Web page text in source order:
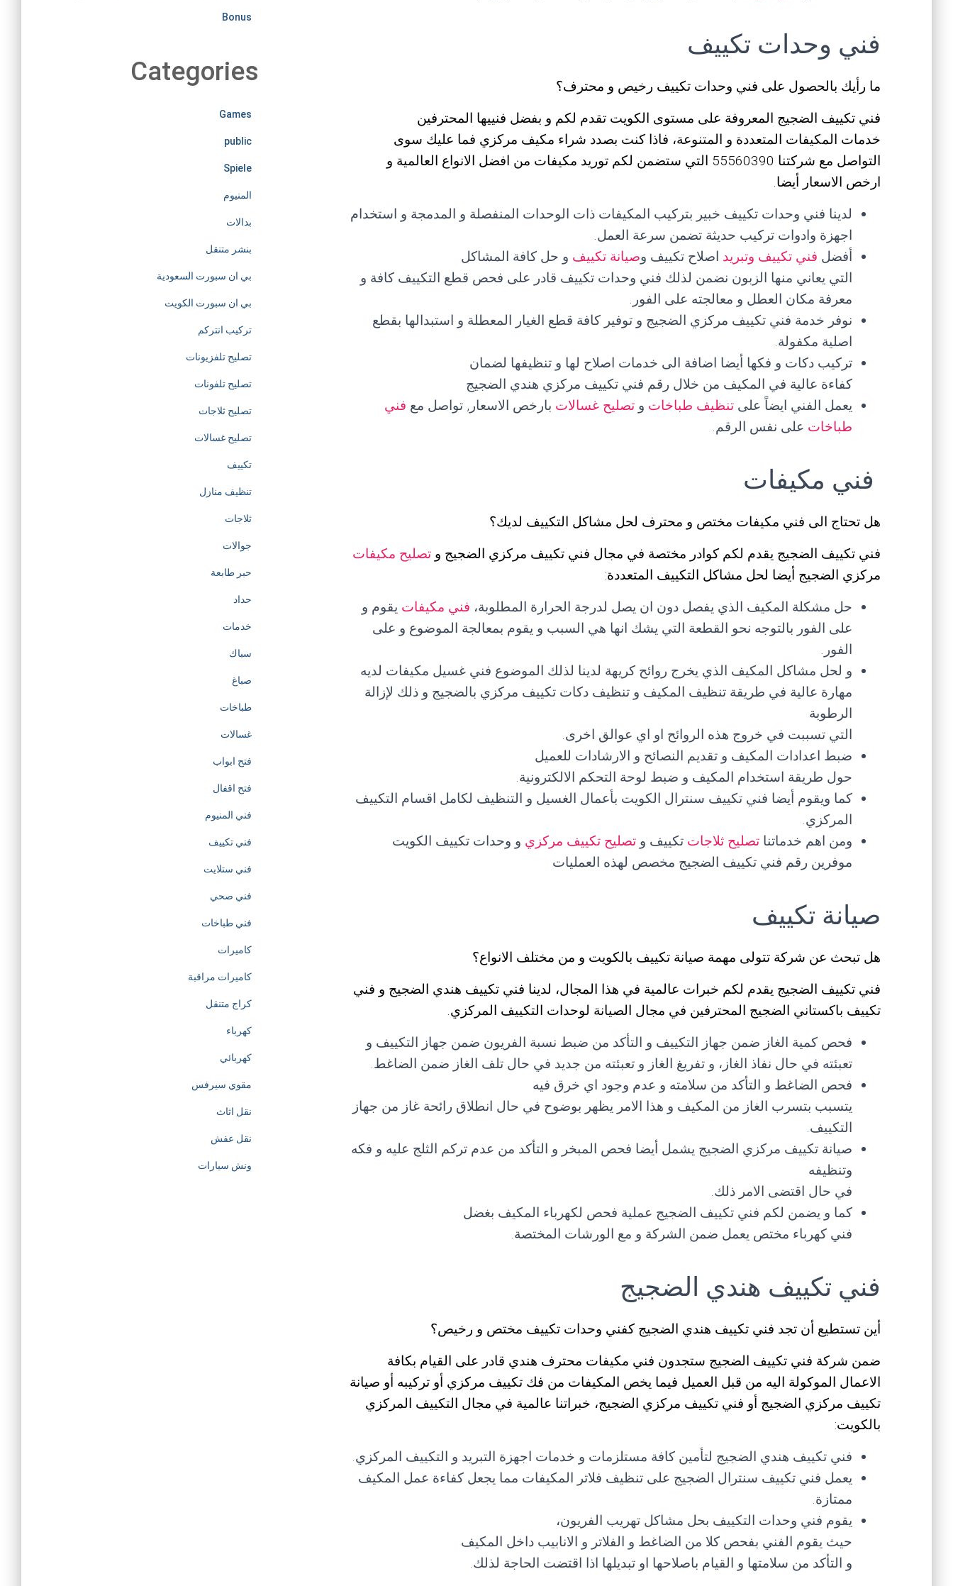
فني وحدات تكييف
ما رأيك بالحصول على فني وحدات تكييف رخيص و محترف؟
فني تكييف الضجيج المعروفة على مستوى الكويت تقدم لكم و بفضل فنييها المحترفين
خدمات المكيفات المتعددة و المتنوعة، فاذا كنت بصدد شراء مكيف مركزي فما عليك سوى
التواصل مع شركتنا 55560390 التي ستضمن لكم توريد مكيفات من افضل الانواع العالمية و
ارخص الاسعار أيضا.
لدينا فني وحدات تكييف خبير بتركيب المكيفات ذات الوحدات المنفصلة و المدمجة و استخدام
اجهزة وادوات تركيب حديثة تضمن سرعة العمل.
أفضل فني تكييف وتبريد اصلاح تكييف وصيانة تكييف و حل كافة المشاكل
التي يعاني منها الزبون نضمن لذلك فني وحدات تكييف قادر على فحص قطع التكييف كافة و
معرفة مكان العطل و معالجته على الفور.
نوفر خدمة فني تكييف مركزي الضجيج و توفير كافة قطع الغيار المعطلة و استبدالها بقطع
اصلية مكفولة.
تركيب دكات و فكها أيضا اضافة الى خدمات اصلاح لها و تنظيفها لضمان
كفاءة عالية في المكيف من خلال رقم فني تكييف مركزي هندي الضجيج
يعمل الفني ايضاً على تنظيف طباخات و تصليح غسالات بارخص الاسعار, تواصل مع فني
طباخات على نفس الرقم.
فني مكيفات
هل تحتاج الى فني مكيفات مختص و محترف لحل مشاكل التكييف لديك؟
فني تكييف الضجيج يقدم لكم كوادر مختصة في مجال فني تكييف مركزي الضجيج و تصليح مكيفات
مركزي الضجيج أيضا لحل مشاكل التكييف المتعددة:
حل مشكلة المكيف الذي يفصل دون ان يصل لدرجة الحرارة المطلوبة، فني مكيفات يقوم و
على الفور بالتوجه نحو القطعة التي يشك انها هي السبب و يقوم بمعالجة الموضوع و على
الفور.
و لحل مشاكل المكيف الذي يخرج روائح كريهة لدينا لذلك الموضوع فني غسيل مكيفات لديه
مهارة عالية في طريقة تنظيف المكيف و تنظيف دكات تكييف مركزي بالضجيج و ذلك لإزالة
الرطوبة
التي تسببت في خروج هذه الروائح او اي عوالق اخرى.
ضبط اعدادات المكيف و تقديم النصائح و الارشادات للعميل
حول طريقة استخدام المكيف و ضبط لوحة التحكم الالكترونية.
كما ويقوم أيضا فني تكييف سنترال الكويت بأعمال الغسيل و التنظيف لكامل اقسام التكييف
المركزي.
ومن اهم خدماتنا تصليح ثلاجات تكييف و تصليح تكييف مركزي و وحدات تكييف الكويت
موفرين رقم فني تكييف الضجيج مخصص لهذه العمليات
صيانة تكييف
هل تبحث عن شركة تتولى مهمة صيانة تكييف بالكويت و من مختلف الانواع؟
فني تكييف الضجيج يقدم لكم خبرات عالمية في هذا المجال، لدينا فني تكييف هندي الضجيج و فني
تكييف باكستاني الضجيج المحترفين في مجال الصيانة لوحدات التكييف المركزي.
فحص كمية الغاز ضمن جهاز التكييف و التأكد من ضبط نسبة الفريون ضمن جهاز التكييف و
تعبئته في حال نفاذ الغاز، و تفريغ الغاز و تعبئته من جديد في حال تلف الغاز ضمن الضاغط.
فحص الضاغط و التأكد من سلامته و عدم وجود اي خرق فيه
يتسبب بتسرب الغاز من المكيف و هذا الامر يظهر بوضوح في حال انطلاق رائحة غاز من جهاز
التكييف.
صيانة تكييف مركزي الضجيج يشمل أيضا فحص المبخر و التأكد من عدم تركم الثلج عليه و فكه
وتنظيفه
في حال اقتضى الامر ذلك.
كما و يضمن لكم فني تكييف الضجيج عملية فحص لكهرباء المكيف بغضل
فني كهرباء مختص يعمل ضمن الشركة و مع الورشات المختصة.
فني تكييف هندي الضجيج
أين تستطيع أن تجد فني تكييف هندي الضجيج كفني وحدات تكييف مختص و رخيص؟
ضمن شركة فني تكييف الضجيج ستجدون فني مكيفات محترف هندي قادر على القيام بكافة
الاعمال الموكولة اليه من قبل العميل فيما يخص المكيفات من فك تكييف مركزي أو تركيبه أو صيانة
تكييف مركزي الضجيج أو فني تكييف مركزي الضجيج، خبراتنا عالمية في مجال التكييف المركزي
بالكويت:
فني تكييف هندي الضجيج لتأمين كافة مستلزمات و خدمات اجهزة التبريد و التكييف المركزي.
يعمل فني تكييف سنترال الضجيج على تنظيف فلاتر المكيفات مما يجعل كفاءة عمل المكيف
ممتازة.
يقوم فني وحدات التكييف بحل مشاكل تهريب الفريون،
حيث يقوم الفني بفحص كلا من الضاغط و الفلاتر و الانابيب داخل المكيف
و التأكد من سلامتها و القيام باصلاحها او تبديلها اذا اقتضت الحاجة لذلك.
e
e
s
s
y
d
e
d
a
t
d
t
t
h
c
r
a
t
o
n
o
f
Bonus
Categories
Games
public
Spiele
المنيوم
بدالات
بنشر متنقل
بي ان سبورت السعودية
بي ان سبورت الكويت
تركيب انتركم
تصليح تلفزيونات
تصليح تلفونات
تصليح ثلاجات
تصليح غسالات
تكييف
تنظيف منازل
ثلاجات
جوالات
حبر طابعة
حداد
خدمات
سباك
صباغ
طباخات
غسالات
فتح ابواب
فتح اقفال
فني المنيوم
فني تكييف
فني ستلايت
فني صحي
فني طباخات
كاميرات
كاميرات مراقبة
كراج متنقل
كهرباء
كهربائي
مقوي سيرفس
نقل اثاث
نقل عفش
ونش سيارات